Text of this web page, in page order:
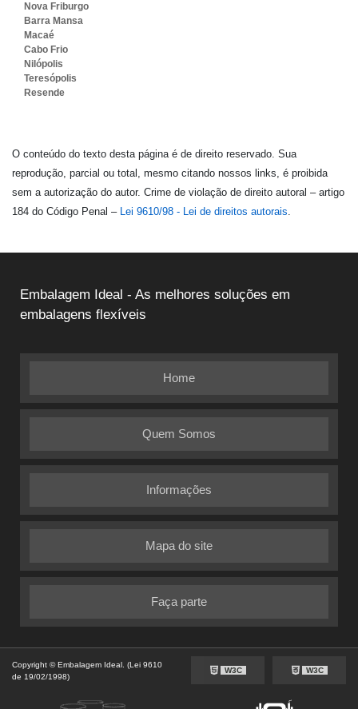
Nova Friburgo
Barra Mansa
Macaé
Cabo Frio
Nilópolis
Teresópolis
Resende
O conteúdo do texto desta página é de direito reservado. Sua
reprodução, parcial ou total, mesmo citando nossos links, é proibida
sem a autorização do autor. Crime de violação de direito autoral – artigo
184 do Código Penal – Lei 9610/98 - Lei de direitos autorais.
Embalagem Ideal - As melhores soluções em
embalagens flexíveis
Home
Quem Somos
Informações
Mapa do site
Faça parte
Copyright © Embalagem Ideal. (Lei 9610
de 19/02/1998)
W3C W3C